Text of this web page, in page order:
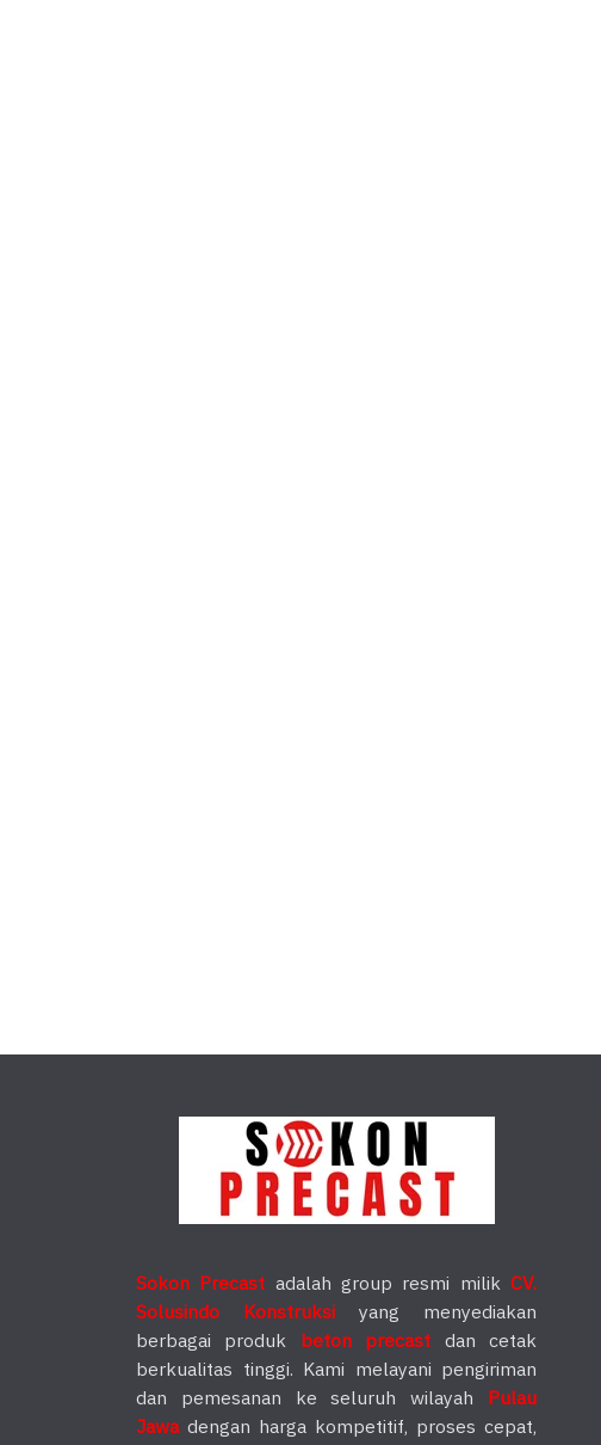
Sokon Precast adalah group resmi milikCV.
Solusindo Konstruksi yang menyediakan
berbagai produk beton precast dan cetak
berkualitas tinggi. Kami melayani pengiriman
dan pemesanan ke seluruh wilayah Pulau
Jawadengan harga kompetitif, proses cepat,